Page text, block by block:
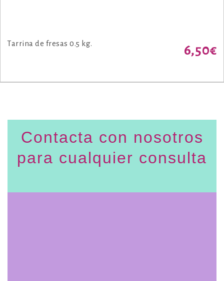
Tarrina de fresas 0.5 kg. 6,50€
Contacta con nosotros
para cualquier consulta